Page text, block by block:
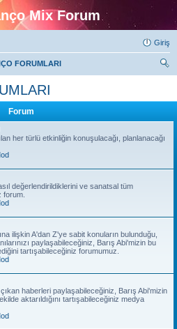
Mix Forum
Giriş
FORUMLARI
Forum
her türlü etkinliğin konuşulacağı, planlanacağı
değerlendirildiklerini ve sanatsal tüm
forum.
ilişkin A'dan Z'ye sabit konuların bulunduğu,
paylaşabileceğiniz, Barış Abi'mizin bu
tartışabileceğiniz forumumuz.
haberleri paylaşabileceğiniz, Barış Abi'mizin
aktarıldığını tartışabileceğiniz medya